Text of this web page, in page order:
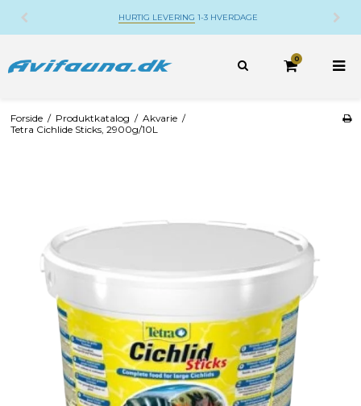
HURTIG LEVERING1-3 HVERDAGE
0
Forside / Produktkatalog / Akvarie /
Tetra Cichlide Sticks, 2900g/10L